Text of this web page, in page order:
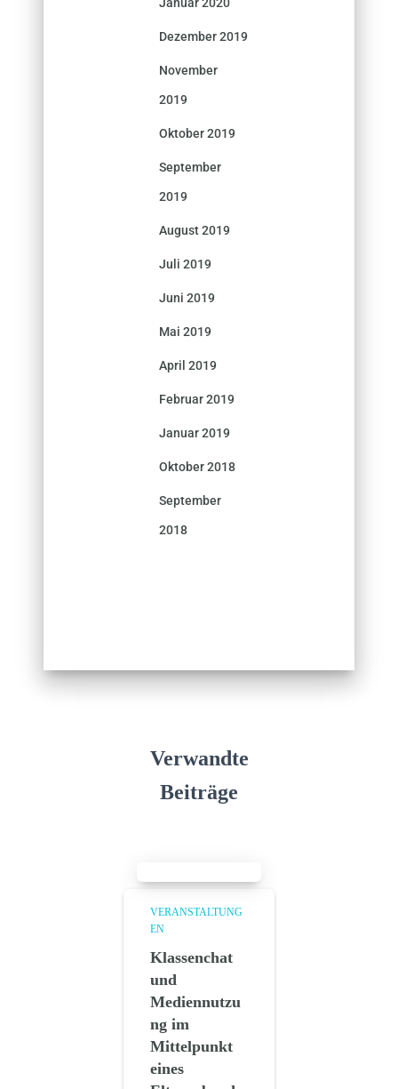
Dezember 2019
November
2019
Oktober 2019
September
2019
August 2019
Juli 2019
Juni 2019
Mai 2019
April 2019
Februar 2019
Januar 2019
Oktober 2018
September
2018
Verwandte
Beiträge
VERANSTALTUNG
EN
Klassenchat
und
Mediennutzu
ng im
Mittelpunkt
eines